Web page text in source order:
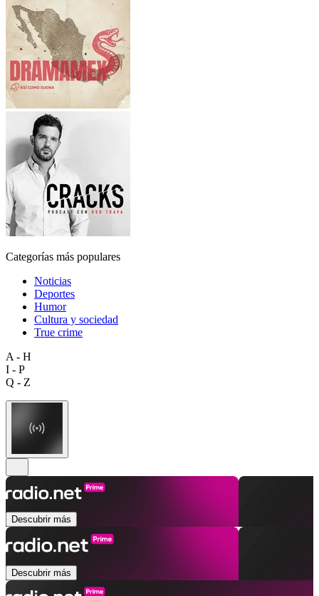
Categorías más populares
Noticias
Deportes
Humor
Cultura y sociedad
True crime
A - H
I - P
Q - Z
Descubrir más
Descubrir más